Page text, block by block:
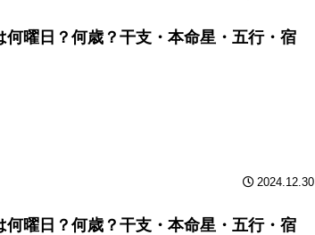
何曜日？何歳？干支・本命星・五行・宿
2024.12.30
何曜日？何歳？干支・本命星・五行・宿